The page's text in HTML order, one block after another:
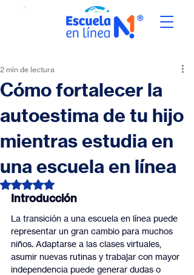
Cómo fortalecer la
autoestima de tu hijo
mientras estudia en
una escuela en línea
2 min de lectura
Obtuvo NaN de 5 estrellas.
Introducción
La transición a una escuela en línea puede
representar un gran cambio para muchos
niños. Adaptarse a las clases virtuales,
asumir nuevas rutinas y trabajar con mayor
independencia puede generar dudas o